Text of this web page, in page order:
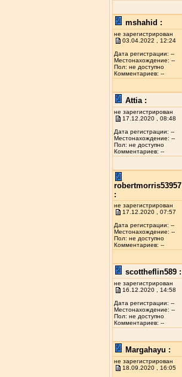
mshahid :
не зарегистрирован
03.04.2022 , 12:24
Дата регистрации: --
Местонахождение: --
Пол: не доступно
Комментариев: --
Attia :
не зарегистрирован
17.12.2020 , 08:48
Дата регистрации: --
Местонахождение: --
Пол: не доступно
Комментариев: --
robertmorris53957
:
не зарегистрирован
17.12.2020 , 07:57
Дата регистрации: --
Местонахождение: --
Пол: не доступно
Комментариев: --
scottheflin589 :
не зарегистрирован
16.12.2020 , 14:58
Дата регистрации: --
Местонахождение: --
Пол: не доступно
Комментариев: --
Margahayu :
не зарегистрирован
18.09.2020 , 16:05